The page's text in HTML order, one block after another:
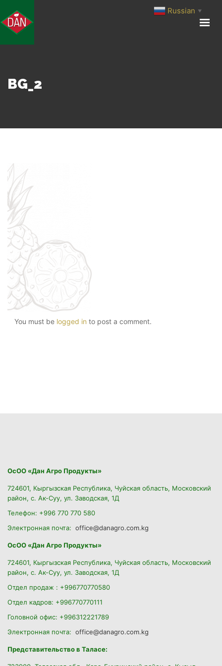
BG_2
You must be logged in to post a comment.
ОсОО «Дан Агро Продукты»
724601, Кыргызская Республика, Чуйская область, Московский
район, с. Ак-Суу, ул. Заводская, 1Д
Телефон: +996 770 770 580
Электронная почта: office@danagro.com.kg
ОсОО «Дан Агро Продукты»
724601, Кыргызская Республика, Чуйская область, Московский
район, с. Ак-Суу, ул. Заводская, 1Д
Отдел продаж : +996770770580
Отдел кадров: +996770770111
Головной офис: +996312221789
Электронная почта: office@danagro.com.kg
Представительство в Таласе:
Russian ▼